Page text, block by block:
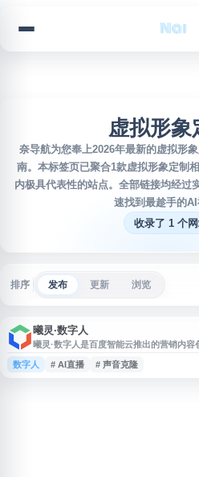
虚拟形象
奈导航为您奉上2026年最新的虚拟形
南。本标签页已聚合1款虚拟形象定制
内极具代表性的站点。全部链接均经过
速找到最趁手的AI
收录了 1 个
排序 发布 更新 浏览
曦灵·数字人
曦灵·数字人是百度智能云推出的营销内
频翻译与配音、AI直播、虚拟形象定制和
频互译与唇形同步，可根据商品链接生成
数字人 # AI直播 # 声音克隆